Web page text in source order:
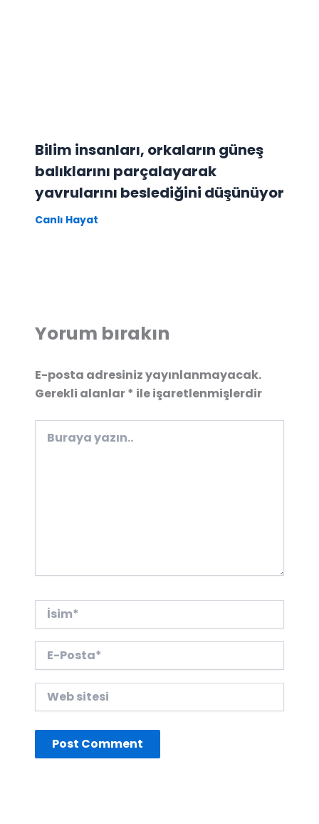
Bilim insanları, orkaların güneş
balıklarını parçalayarak
yavrularını beslediğini düşünüyor
Canlı Hayat
Yorum bırakın
E-posta adresiniz yayınlanmayacak.
Gerekli alanlar* ile işaretlenmişlerdir
yazın..
İsim*
Posta*
sitesi